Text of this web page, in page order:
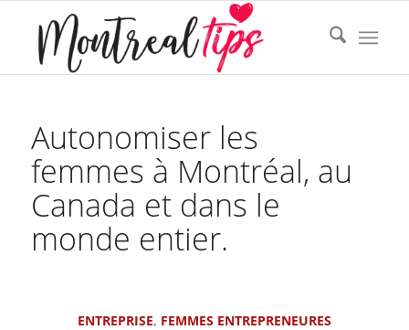
Autonomiser les
femmes à Montréal, au
Canada et dans le
monde entier.
ENTREPRISE, FEMMES ENTREPRENEURES